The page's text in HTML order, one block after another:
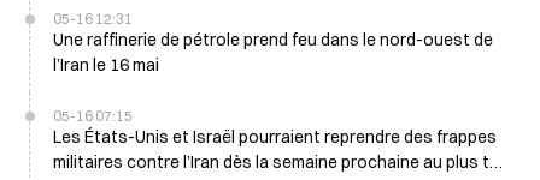
05-16 12:31
Une raffinerie de pétrole prend feu dans le nord-ouest de
l’Iran le 16 mai
05-16 07:15
Les États-Unis et Israël pourraient reprendre des frappes
militaires contre l’Iran dès la semaine prochaine au plus tôt,